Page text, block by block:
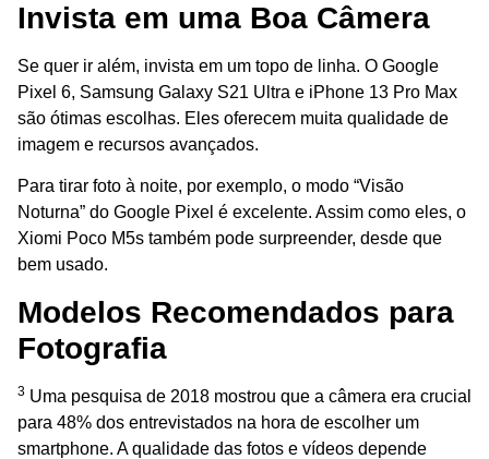
Invista em uma Boa Câmera
Se quer ir além, invista em um topo de linha. O Google
Pixel 6, Samsung Galaxy S21 Ultra e iPhone 13 Pro Max
são ótimas escolhas. Eles oferecem muita qualidade de
imagem e recursos avançados.
Para tirar foto à noite, por exemplo, o modo “Visão
Noturna” do Google Pixel é excelente. Assim como eles, o
Xiomi Poco M5s também pode surpreender, desde que
bem usado.
Modelos Recomendados para
Fotografia
3 Uma pesquisa de 2018 mostrou que a câmera era crucial
para 48% dos entrevistados na hora de escolher um
smartphone. A qualidade das fotos e vídeos depende